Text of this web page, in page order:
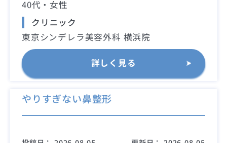
40代・女性
クリニック
東京シンデレラ美容外科 横浜院
詳しく見る
やりすぎない鼻整形